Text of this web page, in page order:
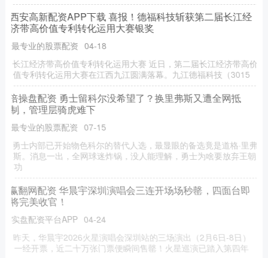
西安高新配资APP下载 喜报！德福科技斩获第二届长江经
济带高价值专利转化运用大赛银奖
最专业的股票配资 04-18
长江经济带高价值专利转化运用大赛 近日，第二届长江经济带高价
值专利转化运用大赛在江西九江圆满落幕。九江德福科技（3015
倍操盘配资 勇士留科尔没希望了？换里弗斯又遭全网抵
制，管理层骑虎难下
最专业的股票配资 07-15
勇士内部已开始物色科尔的替代人选，最显眼的备选竟是道格·里弗
斯。消息一出，全网球迷炸锅，没人能理解，勇士为啥要放弃王朝
功
赢翻网配资 华晨宇深圳演唱会三连开场场秒罄，四面台即
将完美收官！
实盘配资平台APP 04-24
昨天，华晨宇2026火星演唱会深圳站的三场演出（2月6日-8日）
一经开票，近二十万张门票便瞬间售罄！火星巡演已踏入第四年